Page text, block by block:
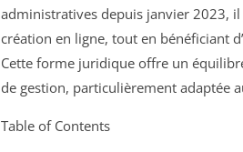
administratives depuis janvier 2023,
création en ligne, tout en bénéficiant
Cette forme juridique offre un
de gestion, particulièrement adaptée
Table of Contents